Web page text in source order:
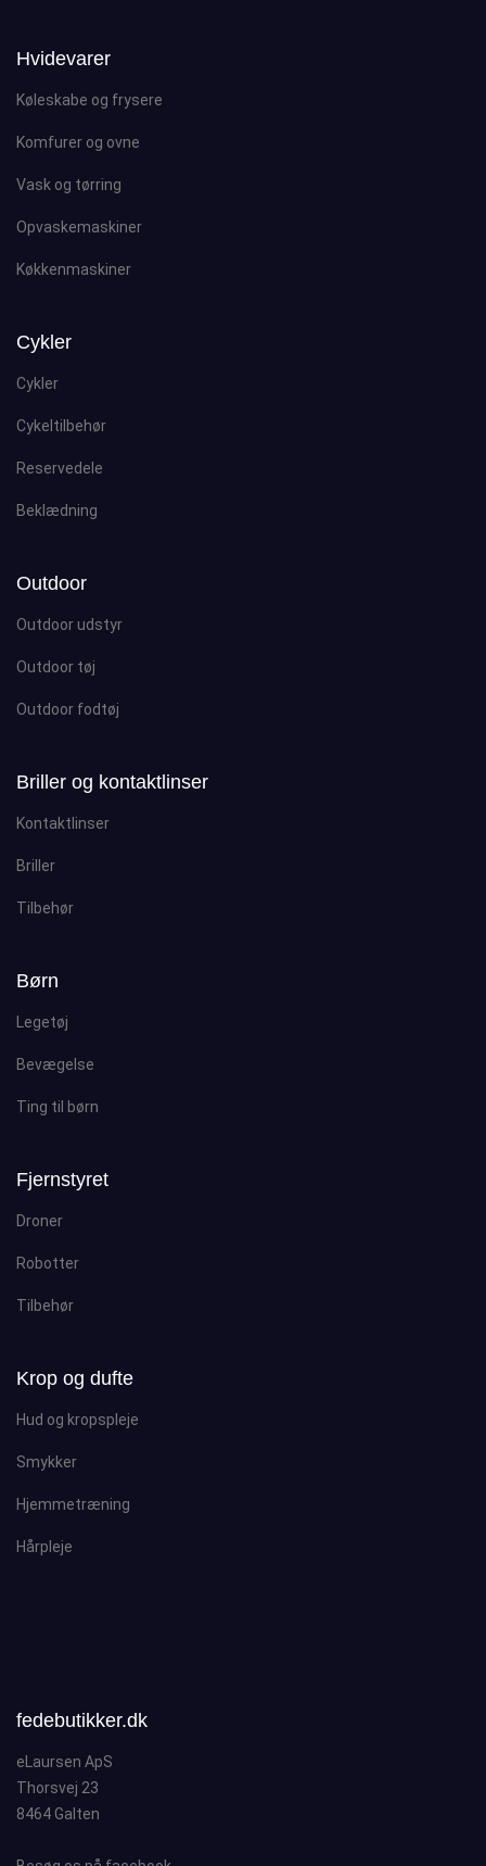
Hvidevarer
Køleskabe og frysere
Komfurer og ovne
Vask og tørring
Opvaskemaskiner
Køkkenmaskiner
Cykler
Cykler
Cykeltilbehør
Reservedele
Beklædning
Outdoor
Outdoor udstyr
Outdoor tøj
Outdoor fodtøj
Briller og kontaktlinser
Kontaktlinser
Briller
Tilbehør
Børn
Legetøj
Bevægelse
Ting til børn
Fjernstyret
Droner
Robotter
Tilbehør
Krop og dufte
Hud og kropspleje
Smykker
Hjemmetræning
Hårpleje
fedebutikker.dk
eLaursen ApS
Thorsvej 23
8464 Galten